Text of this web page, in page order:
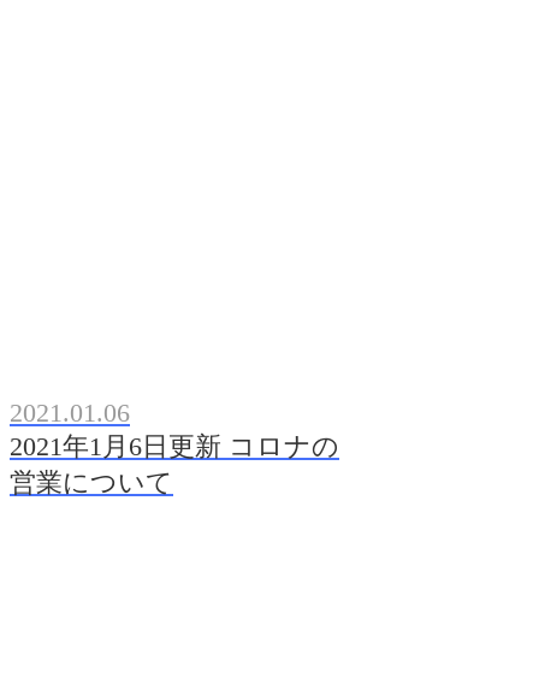
2021.01.06
2021年1月6日更新 コロナの
営業について